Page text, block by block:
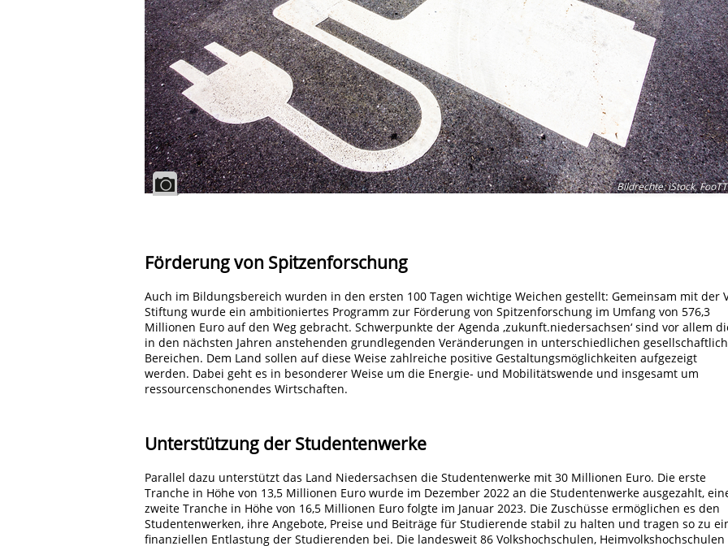
Bildrechte:iStock,
Förderung von Spitzenforschung
Auch im Bildungsbereich wurden in den ersten 100 Tagen wichtige Weichen gestellt: Gemeinsam mit der
Stiftung wurde ein ambitioniertes Programm zur Förderung von Spitzenforschung im Umfang von 576,3
Millionen Euro auf den Weg gebracht. Schwerpunkte der Agenda ‚zukunft.niedersachsen‘ sind vor allem
in den nächsten Jahren anstehenden grundlegenden Veränderungen in unterschiedlichen
Bereichen. Dem Land sollen auf diese Weise zahlreiche positive Gestaltungsmöglichkeiten aufgezeigt
werden. Dabei geht es in besonderer Weise um die Energie- und Mobilitätswende und insgesamt um
ressourcenschonendes Wirtschaften.
Unterstützung der Studentenwerke
Parallel dazu unterstützt das Land Niedersachsen die Studentenwerke mit 30 Millionen Euro. Die erste
Tranche in Höhe von 13,5 Millionen Euro wurde im Dezember 2022 an die Studentenwerke ausgezahlt,
zweite Tranche in Höhe von 16,5 Millionen Euro folgte im Januar 2023. Die Zuschüsse ermöglichen es den
Studentenwerken, ihre Angebote, Preise und Beiträge für Studierende stabil zu halten und tragen so zu
finanziellen Entlastung der Studierenden bei. Die landesweit 86 Volkshochschulen, Heimvolkshochschulen